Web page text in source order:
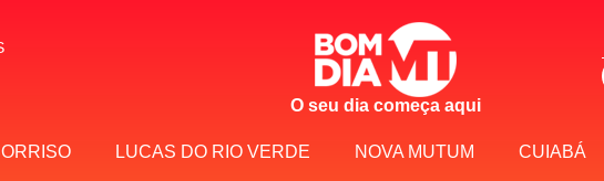
O seu dia começa aqui
LUCAS DO RIO VERDE NOVA MUTUM CUIABÁ